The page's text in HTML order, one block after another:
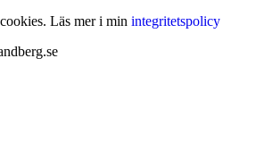
Läs mer i min integritetspolicy